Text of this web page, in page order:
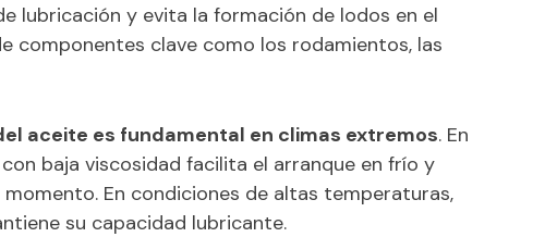
lubricación y evita la formación de lodos en el
componentes clave como los rodamientos, las
aceite es fundamental en climas extremos. En
baja viscosidad facilita el arranque en frío y
En condiciones de altas temperaturas,
su capacidad lubricante.